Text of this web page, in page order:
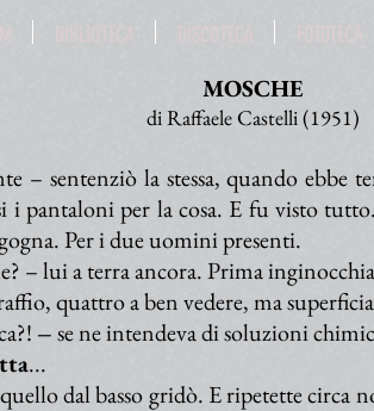
MOSCHE
di Raffaele Castelli (1951)
– sentenziò la stessa, quando ebbe
i pantaloni per la cosa. E fu visto
Per i due uomini presenti.
– lui a terra ancora. Prima
quattro a ben vedere, ma
–se ne intendeva di soluzioni
...
dal basso gridò. E ripetette circa